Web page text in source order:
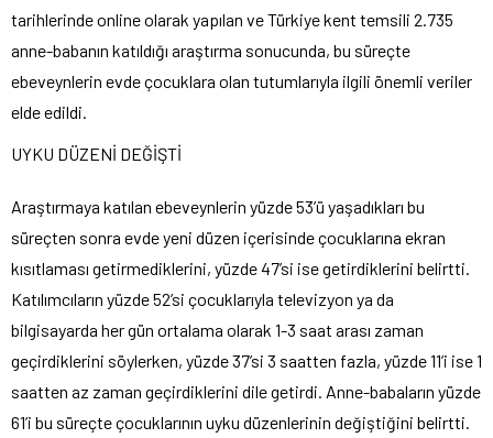
tarihlerinde online olarak yapılan ve Türkiye kent temsili 2.735
anne-babanın katıldığı araştırma sonucunda, bu süreçte
ebeveynlerin evde çocuklara olan tutumlarıyla ilgili önemli veriler
elde edildi.
UYKU DÜZENİ DEĞİŞTİ
Araştırmaya katılan ebeveynlerin yüzde 53’ü yaşadıkları bu
süreçten sonra evde yeni düzen içerisinde çocuklarına ekran
kısıtlaması getirmediklerini, yüzde 47’si ise getirdiklerini belirtti.
Katılımcıların yüzde 52’si çocuklarıyla televizyon ya da
bilgisayarda her gün ortalama olarak 1-3 saat arası zaman
geçirdiklerini söylerken, yüzde 37’si 3 saatten fazla, yüzde 11’i ise 1
saatten az zaman geçirdiklerini dile getirdi. Anne-babaların yüzde
61’i bu süreçte çocuklarının uyku düzenlerinin değiştiğini belirtti.